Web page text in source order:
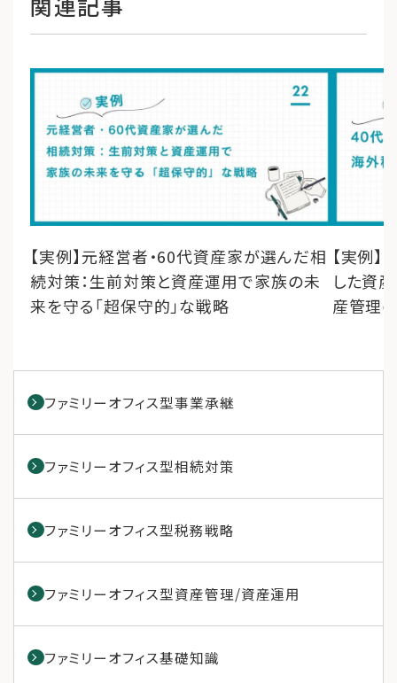
【実例】元経営者・60代資産家が選んだ相
続対策：生前対策と資産運用で家族の未
来を守る「超保守的」な戦略
【実例
した資
産管理
ファミリーオフィス型事業承継
ファミリーオフィス型相続対策
ファミリーオフィス型税務戦略
ファミリーオフィス型資産管理/資産運用
ファミリーオフィス基礎知識